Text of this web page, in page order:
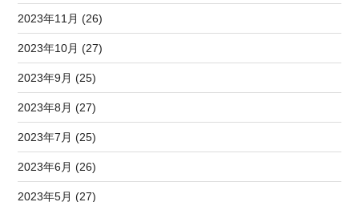
2023年11月 (26)
2023年10月 (27)
2023年9月 (25)
2023年8月 (27)
2023年7月 (25)
2023年6月 (26)
2023年5月 (27)